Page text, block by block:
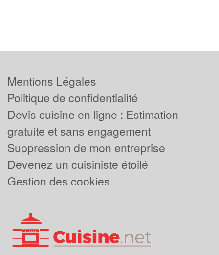
Mentions Légales
Politique de confidentialité
Devis cuisine en ligne : Estimation
gratuite et sans engagement
Suppression de mon entreprise
Devenez un cuisiniste étoilé
Gestion des cookies